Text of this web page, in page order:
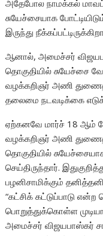
அதேபோல நாமக்கல்
சுயேச்சையாக
இருந்து
ஆனால், அமைச்சர்
தொகுதியில் சுயேச்சை
வழக்கறிஞர் அணி
தலைமை நடவடிக்கை
ஏற்கனவே மார்ச் 18 ஆம்
வழக்கறிஞர் அணி
தொகுதியில்
செய்திருந்தார்.
பழனிசாமிக்கும்
“கட்சிக் கட்டுப்பாடு என்ற
பொறுத்துக்கொள்ள
அமைச்சர் விஜயபாஸ்கர்